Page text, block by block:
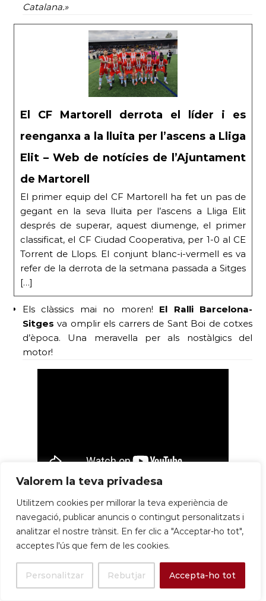
Valorem la teva privadesa
Utilitzem cookies per millorar la teva experiència de
navegació, publicar anuncis o contingut personalitzats i
analitzar el nostre trànsit. En fer clic a "Acceptar-ho tot",
acceptes l'ús que fem de les cookies.
Personalitzar Rebutjar Accepta-ho tot
Catalana.»
El CF Martorell derrota el líder i es
reenganxa a la lluita per l’ascens a Lliga
Elit – Web de notícies de l’Ajuntament
de Martorell
El primer equip del CF Martorell ha fet un pas de
gegant en la seva lluita per l’ascens a Lliga Elit
després de superar, aquest diumenge, el primer
classificat, el CF Ciudad Cooperativa, per 1-0 al CE
Torrent de Llops. El conjunt blanc-i-vermell es va
refer de la derrota de la setmana passada a Sitges
[…]
Els clàssics mai no moren! El Ral·li Barcelona-
Sitges va omplir els carrers de Sant Boi de cotxes
d’època. Una meravella per als nostàlgics del
motor!
del Circuit Català de ball esportiu. Més ritme
que a una discoteca a l’estiu!
Escola de ball Aprenem CBE Figueres